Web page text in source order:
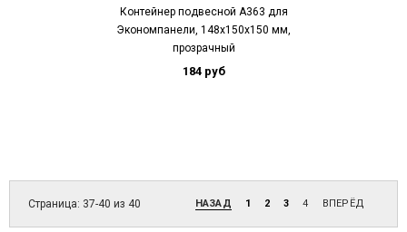
Контейнер подвесной А363 для
Экономпанели, 148х150х150 мм,
прозрачный
184 руб
Страница: 37-40 из 40 НАЗАД 1 2 3 4 ВПЕРЁД